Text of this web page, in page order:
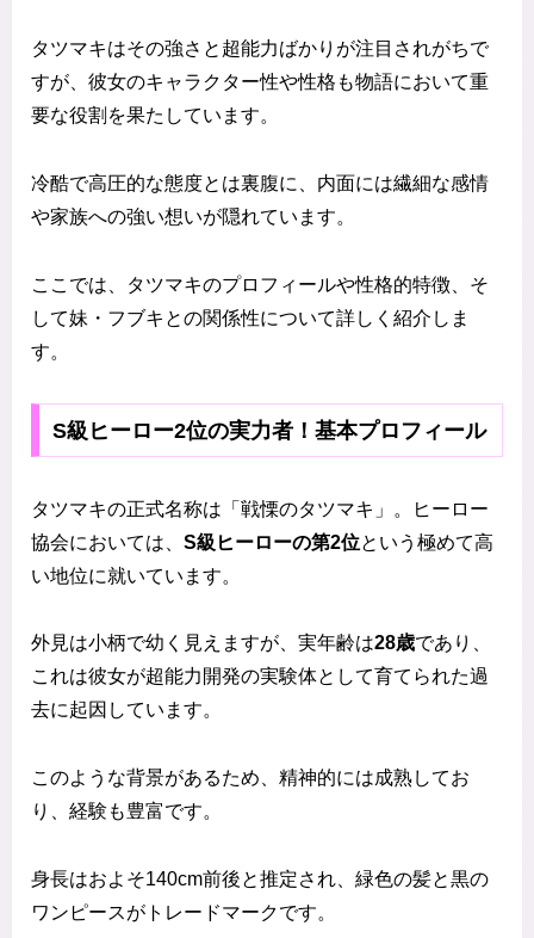
タツマキはその強さと超能力ばかりが注目されがちで
すが、彼女のキャラクター性や性格も物語において重
要な役割を果たしています。
冷酷で高圧的な態度とは裏腹に、内面には繊細な感情
や家族への強い想いが隠れています。
ここでは、タツマキのプロフィールや性格的特徴、そ
して妹・フブキとの関係性について詳しく紹介しま
す。
S級ヒーロー2位の実力者！基本プロフィール
タツマキの正式名称は「戦慄のタツマキ」。ヒーロー
協会においては、 S級ヒーローの第2位という極めて高
い地位に就いています。
外見は小柄で幼く見えますが、実年齢は28歳であり、
これは彼女が超能力開発の実験体として育てられた過
去に起因しています。
このような背景があるため、精神的には成熟してお
り、経験も豊富です。
身長はおよそ140cm前後と推定され、緑色の髪と黒の
ワンピースがトレードマークです。